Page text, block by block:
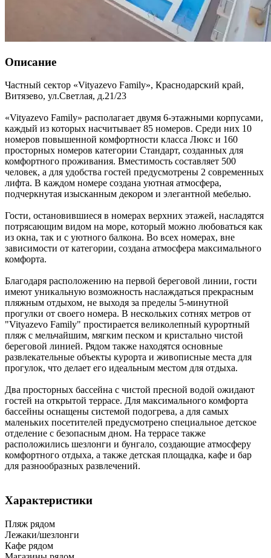
Описание
Частный сектор «Vityazevo Family», Краснодарский край,
Витязево, ул.Светлая, д.21/23
«Vityazevo Family» располагает двумя 6-этажными корпусами,
каждый из которых насчитывает 85 номеров. Среди них 10
номеров повышенной комфортности класса Люкс и 160
просторных номеров категории Стандарт, созданных для
комфортного проживания. Вместимость составляет 500
человек, а для удобства гостей предусмотрены 2 современных
лифта. В каждом номере создана уютная атмосфера,
подчеркнутая изысканным декором и элегантной мебелью.
Гости, остановившиеся в номерах верхних этажей, насладятся
потрясающим видом на море, который можно любоваться как
из окна, так и с уютного балкона. Во всех номерах, вне
зависимости от категории, создана атмосфера максимального
комфорта.
Благодаря расположению на первой береговой линии, гости
имеют уникальную возможность наслаждаться прекрасным
пляжным отдыхом, не выходя за пределы 5-минутной
прогулки от своего номера. В нескольких сотнях метров от
"Vityazevo Family" простирается великолепный курортный
пляж с мельчайшим, мягким песком и кристально чистой
береговой линией. Рядом также находятся основные
развлекательные объекты курорта и живописные места для
прогулок, что делает его идеальным местом для отдыха.
Два просторных бассейна с чистой пресной водой ожидают
гостей на открытой террасе. Для максимального комфорта
бассейны оснащены системой подогрева, а для самых
маленьких посетителей предусмотрено специальное детское
отделение с безопасным дном. На террасе также
расположились шезлонги и бунгало, создающие атмосферу
комфортного отдыха, а также детская площадка, кафе и бар
для разнообразных развлечений.
Характеристики
Пляж рядом
Лежаки/шезлонги
Кафе рядом